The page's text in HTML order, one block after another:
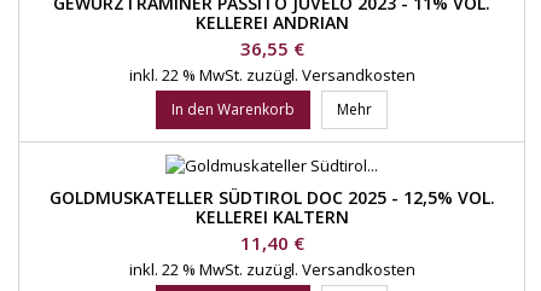
KELLEREI ANDRIAN
Preis
36,55 €
inkl. 22 % MwSt. zuzügl. Versandkosten
In den Warenkorb Mehr
GOLDMUSKATELLER SÜDTIROL DOC 2025 - 12,5% VOL.
KELLEREI KALTERN
Preis
11,40 €
inkl. 22 % MwSt. zuzügl. Versandkosten